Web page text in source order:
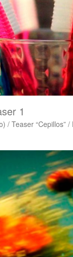
1
/ Teaser “Cepillos”